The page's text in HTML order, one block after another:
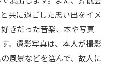
共に過ごした思い出をイメ
きだった音楽、本や写真
。遺影写真は、本人が撮影
風景などを選んで、故人に